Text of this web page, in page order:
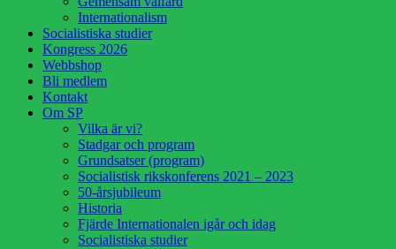
Internationalism
Socialistiska studier
Kongress 2026
Webbshop
Bli medlem
Kontakt
Om SP
Vilka är vi?
Stadgar och program
Grundsatser (program)
Socialistisk rikskonferens 2021 – 2023
50-årsjubileum
Historia
Fjärde Internationalen igår och idag
Socialistiska studier